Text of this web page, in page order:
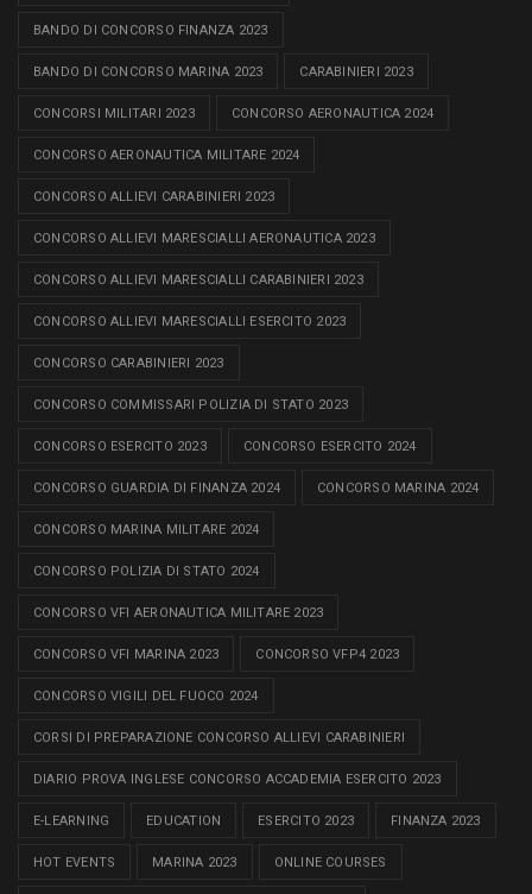
BANDO DI CONCORSO FINANZA 2023
BANDO DI CONCORSO MARINA 2023 CARABINIERI 2023
CONCORSI MILITARI 2023 CONCORSO AERONAUTICA 2024
CONCORSO AERONAUTICA MILITARE 2024
CONCORSO ALLIEVI CARABINIERI 2023
CONCORSO ALLIEVI MARESCIALLI AERONAUTICA 2023
CONCORSO ALLIEVI MARESCIALLI CARABINIERI 2023
CONCORSO ALLIEVI MARESCIALLI ESERCITO 2023
CONCORSO CARABINIERI 2023
CONCORSO COMMISSARI POLIZIA DI STATO 2023
CONCORSO ESERCITO 2023 CONCORSO ESERCITO 2024
CONCORSO GUARDIA DI FINANZA 2024 CONCORSO MARINA 2024
CONCORSO MARINA MILITARE 2024
CONCORSO POLIZIA DI STATO 2024
CONCORSO VFI AERONAUTICA MILITARE 2023
CONCORSO VFI MARINA 2023 CONCORSO VFP4 2023
CONCORSO VIGILI DEL FUOCO 2024
CORSI DI PREPARAZIONE CONCORSO ALLIEVI CARABINIERI
DIARIO PROVA INGLESE CONCORSO ACCADEMIA ESERCITO 2023
E-LEARNING EDUCATION ESERCITO 2023 FINANZA 2023
HOT EVENTS MARINA 2023 ONLINE COURSES